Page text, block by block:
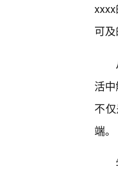
可
活
不
端。